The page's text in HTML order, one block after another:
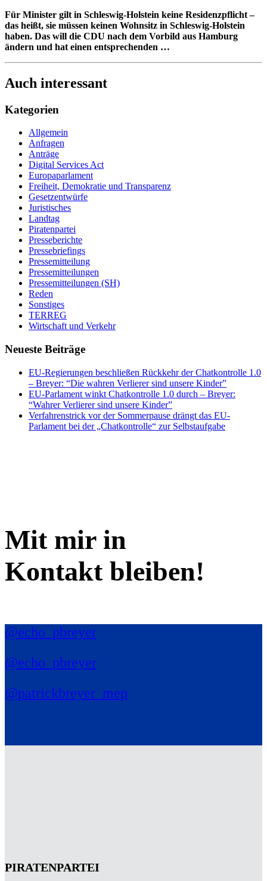
Für Minister gilt in Schleswig-Holstein keine Residenzpflicht –
das heißt, sie müssen keinen Wohnsitz in Schleswig-Holstein
haben. Das will die CDU nach dem Vorbild aus Hamburg
ändern und hat einen entsprechenden …
Auch interessant
Kategorien
Allgemein
Anfragen
Anträge
Digital Services Act
Europaparlament
Freiheit, Demokratie und Transparenz
Gesetzentwürfe
Juristisches
Landtag
Piratenpartei
Presseberichte
Pressebriefings
Pressemitteilung
Pressemitteilungen
Pressemitteilungen (SH)
Reden
Sonstiges
TERREG
Wirtschaft und Verkehr
Neueste Beiträge
EU-Regierungen beschließen Rückkehr der Chatkontrolle 1.0
– Breyer: “Die wahren Verlierer sind unsere Kinder”
EU-Parlament winkt Chatkontrolle 1.0 durch – Breyer:
“Wahrer Verlierer sind unsere Kinder”
Verfahrenstrick vor der Sommerpause drängt das EU-
Parlament bei der „Chatkontrolle“ zur Selbstaufgabe
Mit mir in
Kontakt bleiben!
@echo_pbreyer
@echo_pbreyer
@patrickbreyer_mep
PIRATENPARTEI